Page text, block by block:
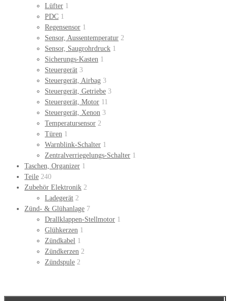
Lüfter 1
PDC 1
Regensensor 1
Sensor, Aussentemperatur 2
Sensor, Saugrohrdruck 1
Sicherungs-Kasten 1
Steuergerät 3
Steuergerät, Airbag 3
Steuergerät, Getriebe 3
Steuergerät, Motor 11
Steuergerät, Xenon 3
Temperatursensor 2
Türen 1
Warnblink-Schalter 1
Zentralverriegelungs-Schalter 1
Taschen, Organizer 1
Teile 240
Zubehör Elektronik 2
Ladegerät 2
Zünd- & Glühanlage 7
Drallklappen-Stellmotor 1
Glühkerzen 1
Zündkabel 1
Zündkerzen 2
Zündspule 2